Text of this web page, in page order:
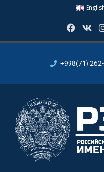
English
+998(71)